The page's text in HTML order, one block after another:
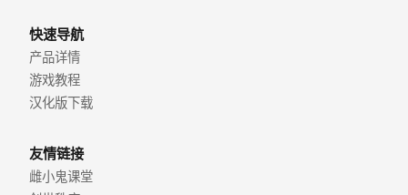
快速导航
产品详情
游戏教程
汉化版下载
友情链接
雌小鬼课堂